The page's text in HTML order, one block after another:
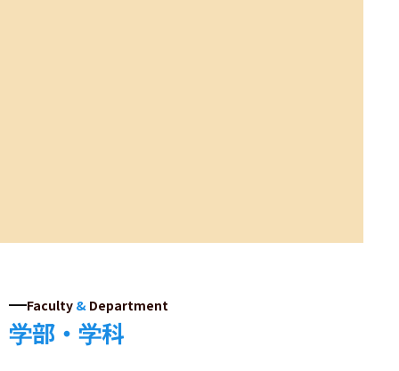
Faculty & Department
学部・学科